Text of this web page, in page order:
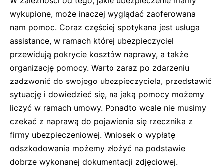
wykupione, może inaczej wyglądać zaoferowana
nam pomoc. Coraz częściej spotykana jest usługa
assistance, w ramach której ubezpieczyciel
przewidują pokrycie kosztów naprawy, a także
organizację pomocy. Warto zaraz po zdarzeniu
zadzwonić do swojego ubezpieczyciela, przedstawić
sytuację i dowiedzieć się, na jaką pomocy możemy
liczyć w ramach umowy. Ponadto wcale nie musimy
czekać z naprawą do pojawienia się rzecznika z
firmy ubezpieczeniowej. Wniosek o wypłatę
odszkodowania możemy złożyć na podstawie
dobrze wykonanej dokumentacji zdjęciowej.